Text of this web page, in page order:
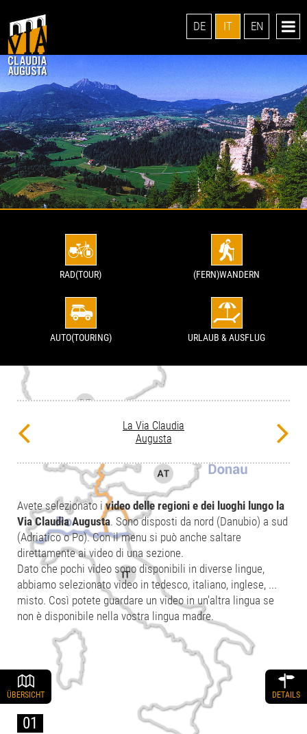
DE IT EN
RAD(TOUR) (FERN)WANDERN
AUTO(TOURING) URLAUB & AUSFLUG
La Via Claudia
Augusta
Avete selezionato ivideo delle regioni e dei luoghi lungo la
Via Claudia Augusta. Sono disposti da nord (Danubio) a sud
(Adriatico o Po). Con il menu si può anche saltare
direttamente ai video di una sezione.
Dato che pochi video sono disponibili in diverse lingue,
abbiamo selezionato video in tedesco, italiano, inglese, ...
misto. Così potete guardare un video in un'altra lingua se
non è disponibile nella vostra lingua madre.
ÜBERSICHT DETAILS
01